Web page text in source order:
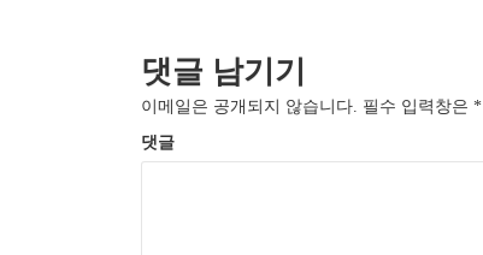
댓글 남기기
이메일은 공개되지 않습니다. 필수 입력창은 *
댓글